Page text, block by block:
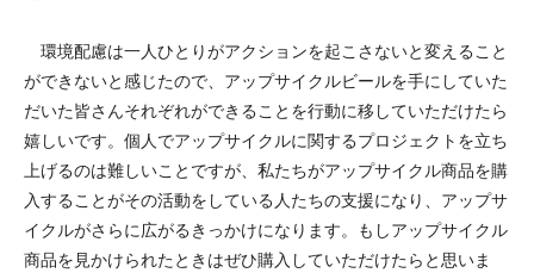
環境配慮は一人ひとりがアクションを起こさないと変えること
ができないと感じたので、アップサイクルビールを手にしていた
だいた皆さんそれぞれができることを行動に移していただけたら
嬉しいです。個人でアップサイクルに関するプロジェクトを立ち
上げるのは難しいことですが、私たちがアップサイクル商品を購
入することがその活動をしている人たちの支援になり、アップサ
イクルがさらに広がるきっかけになります。もしアップサイクル
商品を見かけられたときはぜひ購入していただけたらと思いま